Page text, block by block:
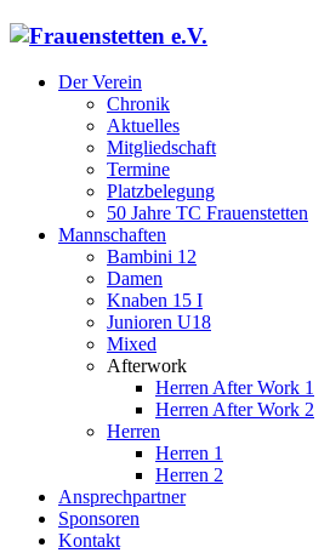
Der Verein
Chronik
Aktuelles
Mitgliedschaft
Termine
Platzbelegung
50 Jahre TC Frauenstetten
Mannschaften
Bambini 12
Damen
Knaben 15 I
Junioren U18
Mixed
Afterwork
Herren After Work 1
Herren After Work 2
Herren
Herren 1
Herren 2
Ansprechpartner
Sponsoren
Kontakt